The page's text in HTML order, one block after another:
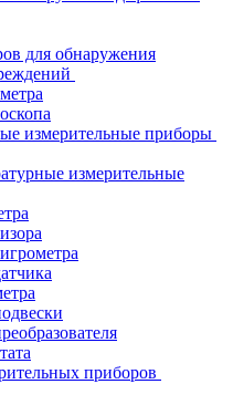
для обнаружения
измерительные приборы
измерительные
приборов